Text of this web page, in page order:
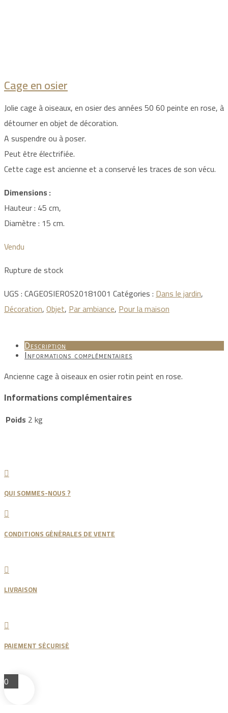
Cage en osier
Jolie cage à oiseaux, en osier des années 50 60 peinte en rose, à
détourner en objet de décoration.
A suspendre ou à poser.
Peut être électrifiée.
Cette cage est ancienne et a conservé les traces de son vécu.
Dimensions :
Hauteur : 45 cm,
Diamètre : 15 cm.
Vendu
Rupture de stock
UGS :CAGEOSIEROS20181001 Catégories :Dans le jardin,
Décoration,Objet,Par ambiance,Pour la maison
Description
Informations complémentaires
Ancienne cage à oiseaux en osier rotin peint en rose.
Informations complémentaires
Poids 2 kg

QUI SOMMES-NOUS ?

CONDITIONS GÉNÉRALES DE VENTE

LIVRAISON

PAIEMENT SÉCURISÉ
0